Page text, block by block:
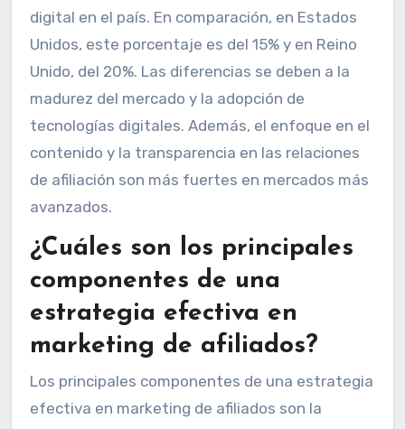
digital en el país. En comparación, en Estados
Unidos, este porcentaje es del 15% y en Reino
Unido, del 20%. Las diferencias se deben a la
madurez del mercado y la adopción de
tecnologías digitales. Además, el enfoque en el
contenido y la transparencia en las relaciones
de afiliación son más fuertes en mercados más
avanzados.
¿Cuáles son los principales
componentes de una
estrategia efectiva en
marketing de afiliados?
Los principales componentes de una estrategia
efectiva en marketing de afiliados son la